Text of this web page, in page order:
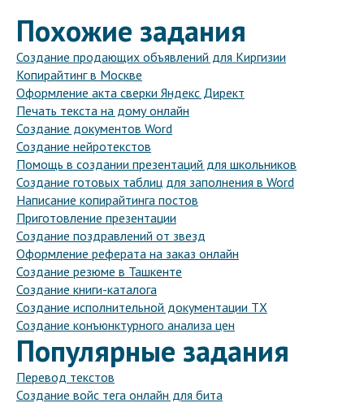
Похожие задания
Создание продающих объявлений для Киргизии
Копирайтинг в Москве
Оформление акта сверки Яндекс Директ
Печать текста на дому онлайн
Создание документов Word
Создание нейротекстов
Помощь в создании презентаций для школьников
Создание готовых таблиц для заполнения в Word
Написание копирайтинга постов
Приготовление презентации
Создание поздравлений от звезд
Оформление реферата на заказ онлайн
Создание резюме в Ташкенте
Создание книги-каталога
Создание исполнительной документации ТХ
Создание конъюнктурного анализа цен
Популярные задания
Перевод текстов
Создание войс тега онлайн для бита